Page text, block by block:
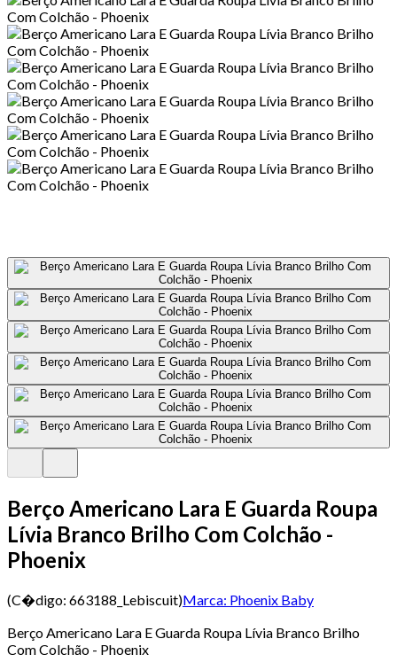
Berço Americano Lara E Guarda Roupa
Lívia Branco Brilho Com Colchão -
Phoenix
(C�digo: 663188_Lebiscuit)Marca: Phoenix Baby
Berço Americano Lara E Guarda Roupa Lívia Branco Brilho
Com Colchão - Phoenix